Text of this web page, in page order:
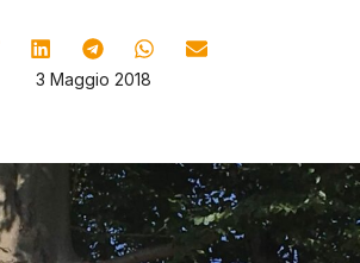
3 Maggio 2018